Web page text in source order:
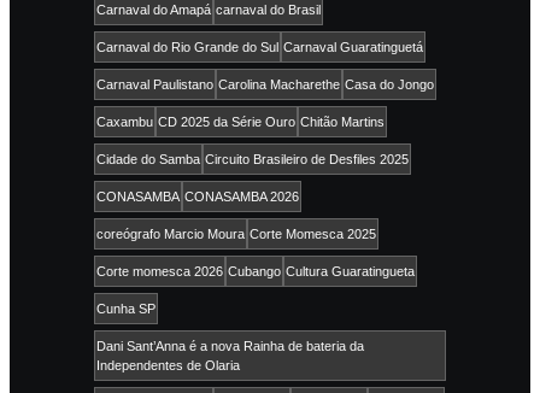
Carnaval do Amapá carnaval do Brasil
Carnaval do Rio Grande do Sul Carnaval Guaratinguetá
Carnaval Paulistano Carolina Macharethe Casa do Jongo
Caxambu CD 2025 da Série Ouro Chitão Martins
Cidade do Samba Circuito Brasileiro de Desfiles 2025
CONASAMBA CONASAMBA 2026
coreógrafo Marcio Moura Corte Momesca 2025
Corte momesca 2026 Cubango Cultura Guaratingueta
Cunha SP
Dani Sant’Anna é a nova Rainha de bateria da
Independentes de Olaria